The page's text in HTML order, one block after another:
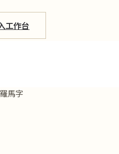
工作台
馬字